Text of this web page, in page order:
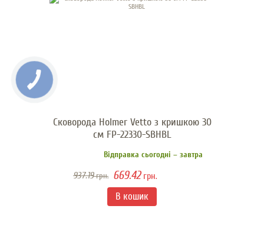
Сковорода Holmer Vetto з кришкою 30
см FP-22330-SBHBL
Відправка сьогодні – завтра
937.19грн. 669.42грн.